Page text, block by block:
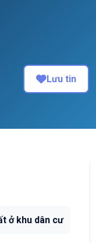
Lưu tin
ở khu dân cư